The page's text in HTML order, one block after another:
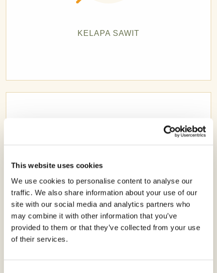
This website uses cookies
We use cookies to personalise content to analyse our
traffic. We also share information about your use of our
site with our social media and analytics partners who
may combine it with other information that you’ve
provided to them or that they’ve collected from your use
of their services.
KELAPA SAWIT